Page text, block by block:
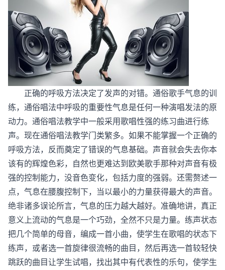
正确的呼吸方法决定了发声的对错。通俗歌手气息的训
练，通俗唱法中呼吸的重要性气息是任何一种演唱发法的原
动力。通俗唱法教学中一般采用歌唱性强的练习曲进行练
声。现在通俗唱法教学门类繁多。如果不能掌握一个正确的
呼吸方法，反而奠定了错误的气息基础。声音就会失去你本
该有的辉煌色彩，自然也更难达到欧美歌手那种对声音有极
强的控制能力，没音色变化，包括力度的强弱。还需赘述一
点，气息在腰腹控制下，当以最小的力量获得最大的声音。
绝非诸多误论所言，气息的压力越大越好。准确地讲，真正
意义上流动的气息是一个巧劲，全然不只是力量。练声状态
把几个简单的母音，编成一首小曲，使学生在歌唱的状态下
练声，或者选一首旋律很流畅的曲目，然后再选一首较轻快
跳跃的曲目让学生试唱，找出其中有代表性的乐句，使学生